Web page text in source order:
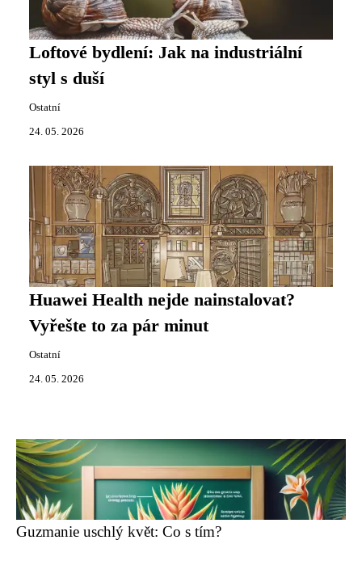
Loftové bydlení: Jak na industriální
styl s duší
Ostatní
24. 05. 2026
Huawei Health nejde nainstalovat?
Vyřešte to za pár minut
Ostatní
24. 05. 2026
Guzmanie uschlý květ: Co s tím?